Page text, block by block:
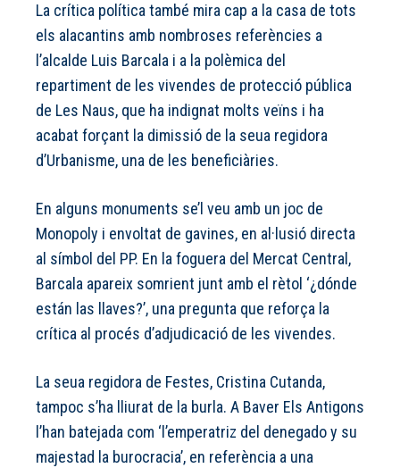
La crítica política també mira cap a la casa de tots
els alacantins amb nombroses referències a
l’alcalde Luis Barcala i a la polèmica del
repartiment de les vivendes de protecció pública
de Les Naus, que ha indignat molts veïns i ha
acabat forçant la dimissió de la seua regidora
d’Urbanisme, una de les beneficiàries.
En alguns monuments se’l veu amb un joc de
Monopoly i envoltat de gavines, en al·lusió directa
al símbol del PP. En la foguera del Mercat Central,
Barcala apareix somrient junt amb el rètol ‘¿dónde
están las llaves?’, una pregunta que reforça la
crítica al procés d’adjudicació de les vivendes.
La seua regidora de Festes, Cristina Cutanda,
tampoc s’ha lliurat de la burla. A Baver Els Antigons
l’han batejada com ‘l’emperatriz del denegado y su
majestad la burocracia’, en referència a una